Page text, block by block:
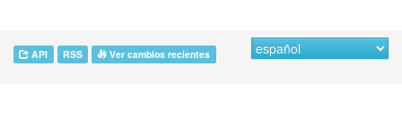
API RSS Ver cambios recientes